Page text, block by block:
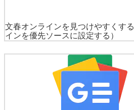
文春オンラインを見つけやすくする
インを優先ソースに設定する）